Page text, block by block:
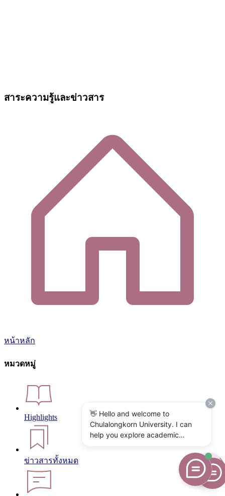
สาระความรู้และข่าวสาร
หน้าหลัก
หมวดหมู่
Highlights
ข่าวสารทั้งหมด
👋 Hello and welcome to
Chulalongkorn University. I can
help you explore academic